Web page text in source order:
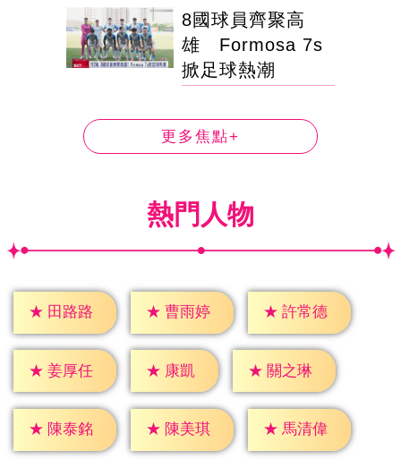
8國球員齊聚高
雄 Formosa 7s
掀足球熱潮
更多焦點+
熱門人物
★ 田路路 ★ 曹雨婷 ★ 許常德
★ 姜厚任 ★ 康凱 ★ 關之琳
★ 陳泰銘 ★ 陳美琪 ★ 馬清偉